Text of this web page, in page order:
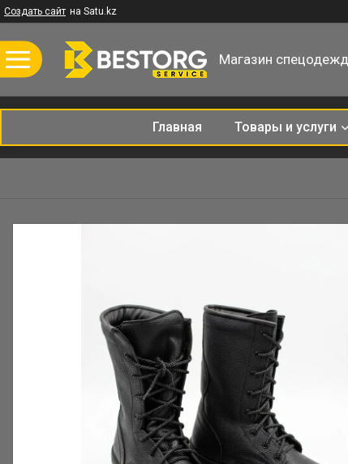
Создать сайт на Satu.kz
Магазин
Главная Товары и услуги